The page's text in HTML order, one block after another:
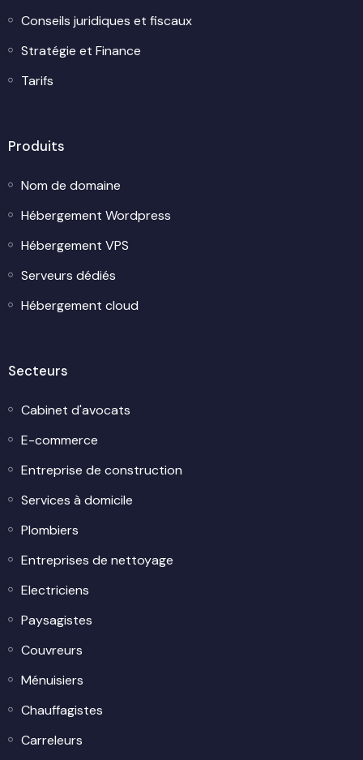
Conseils juridiques et fiscaux
Stratégie et Finance
Tarifs
Produits
Nom de domaine
Hébergement Wordpress
Hébergement VPS
Serveurs dédiés
Hébergement cloud
Secteurs
Cabinet d'avocats
E-commerce
Entreprise de construction
Services à domicile
Plombiers
Entreprises de nettoyage
Electriciens
Paysagistes
Couvreurs
Ménuisiers
Chauffagistes
Carreleurs